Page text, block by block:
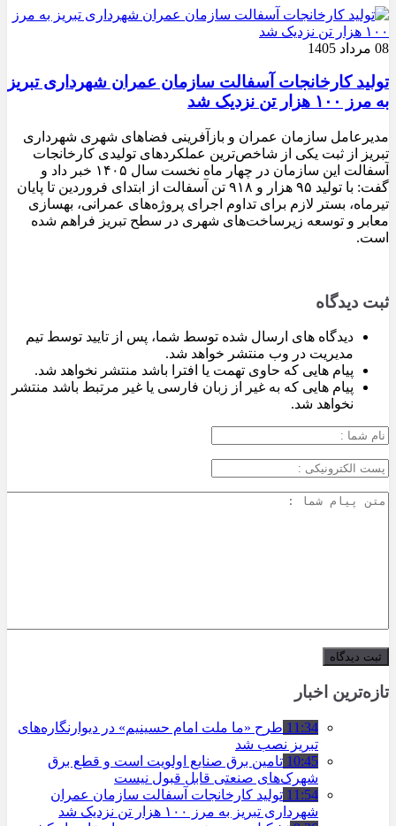
08 مرداد 1405
تولید کارخانجات آسفالت سازمان عمران شهرداری تبریز
به مرز ۱۰۰ هزار تن نزدیک شد
مدیرعامل سازمان عمران و بازآفرینی فضاهای شهری شهرداری
تبریز از ثبت یکی از شاخص‌ترین عملکردهای تولیدی کارخانجات
آسفالت این سازمان در چهار ماه نخست سال ۱۴۰۵ خبر داد و
گفت: با تولید ۹۵ هزار و ۹۱۸ تن آسفالت از ابتدای فروردین تا پایان
تیرماه، بستر لازم برای تداوم اجرای پروژه‌های عمرانی، بهسازی
معابر و توسعه زیرساخت‌های شهری در سطح تبریز فراهم شده
است.
ثبت دیدگاه
دیدگاه های ارسال شده توسط شما، پس از تایید توسط تیم
مدیریت در وب منتشر خواهد شد.
پیام هایی که حاوی تهمت یا افترا باشد منتشر نخواهد شد.
پیام هایی که به غیر از زبان فارسی یا غیر مرتبط باشد منتشر
نخواهد شد.
تازه‌ترین اخبار
11:34 طرح «ما ملت امام حسینیم» در دیوارنگاره‌های
تبریز نصب شد
10:45 تامین برق صنایع اولویت است و قطع برق
شهرک‌های صنعتی قابل قبول نیست
11:54 تولید کارخانجات آسفالت سازمان عمران
شهرداری تبریز به مرز ۱۰۰ هزار تن نزدیک شد